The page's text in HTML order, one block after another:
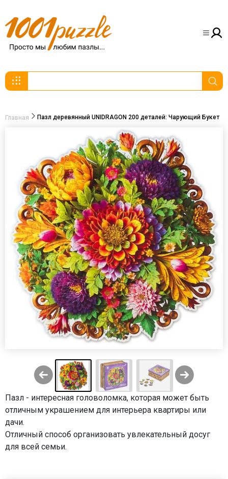
Главная Пазл деревянный UNIDRAGON 200 деталей: Чарующий Букет
Пазл - интересная головоломка, которая может быть
отличным украшением для интерьера квартиры или
дачи.
Отличный способ организовать увлекательный досуг
для всей семьи.